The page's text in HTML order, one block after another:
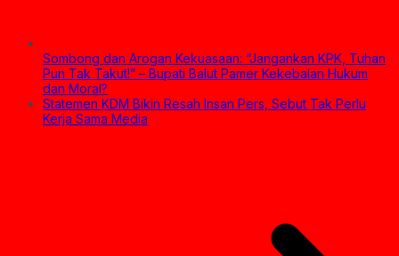
Sombong dan Arogan Kekuasaan: “Jangankan KPK, Tuhan
Pun Tak Takut!” – Bupati Balut Pamer Kekebalan Hukum
dan Moral?
Statemen KDM Bikin Resah Insan Pers, Sebut Tak Perlu
Kerja Sama Media